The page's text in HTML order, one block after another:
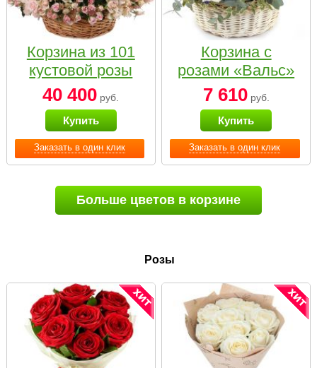
Заказать в один клик
Корзина из 101
кустовой розы
нежных тонов
40 400 руб.
Купить
Заказать в один клик
Корзина с
розами «Вальс»
7 610руб.
Купить
Больше цветов в корзине
Розы